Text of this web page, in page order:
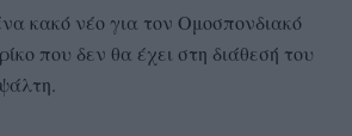
κακό νέο για τον Ομοσπονδιακό
που δεν θα έχει στη διάθεσή του